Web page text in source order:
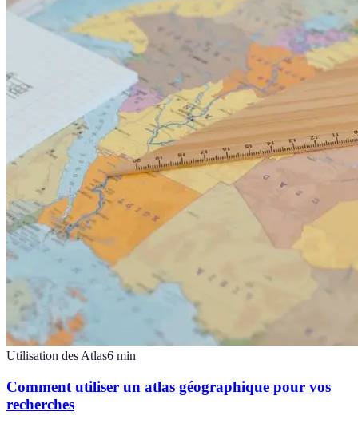
Utilisation des Atlas6 min
Comment utiliser un atlas géographique pour vos
recherches